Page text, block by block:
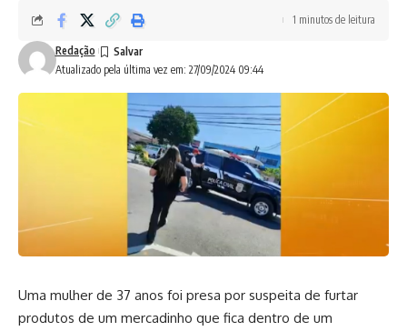
Atualizado pela última vez em: 27/09/2024 09:44
Redação
1 minutos de leitura
Uma mulher de 37 anos foi presa por suspeita de furtar
produtos de um mercadinho que fica dentro de um